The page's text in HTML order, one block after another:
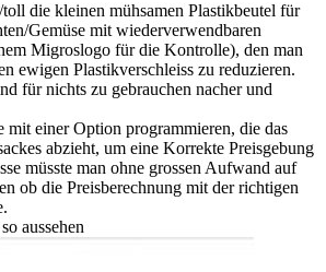
die kleinen mühsamen Plastikbeutel für
Gemüse mit wiederverwendbaren
Migroslogo für die Kontrolle), den man
ewigen Plastikverschleiss zu reduzieren.
für nichts zu gebrauchen nacher und
mit einer Option programmieren, die das
abzieht, um eine Korrekte Preisgebung
müsste man ohne grossen Aufwand auf
ob die Preisberechnung mit der richtigen
aussehen